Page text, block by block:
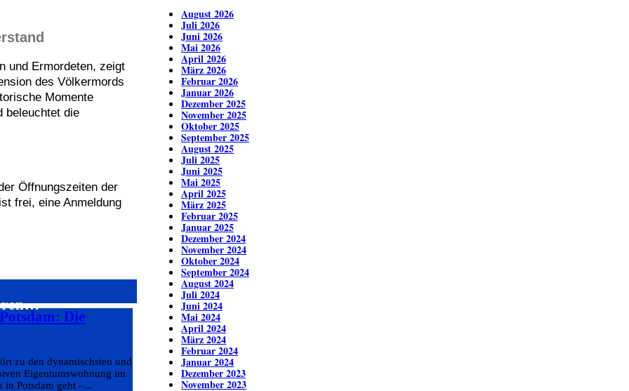
und Ermordeten, zeigt
des Völkermords
Momente
beleuchtet die
Öffnungszeiten der
frei, eine Anmeldung
Die
zu den dynamischsten und
Eigentumswohnung im
in Potsdam geht –...
August 2026
Juli 2026
Juni 2026
Mai 2026
April 2026
März 2026
Februar 2026
Januar 2026
Dezember 2025
November 2025
Oktober 2025
September 2025
August 2025
Juli 2025
Juni 2025
Mai 2025
April 2025
März 2025
Februar 2025
Januar 2025
Dezember 2024
November 2024
Oktober 2024
September 2024
August 2024
Juli 2024
Juni 2024
Mai 2024
April 2024
März 2024
Februar 2024
Januar 2024
Dezember 2023
November 2023